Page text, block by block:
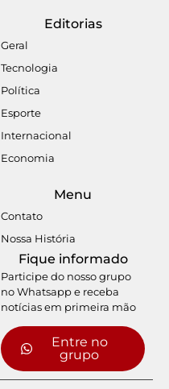
Editorias
Geral
Tecnologia
Política
Esporte
Internacional
Economia
Menu
Contato
Nossa História
Fique informado
Participe do nosso grupo
no Whatsapp e receba
notícias em primeira mão
Entre no
grupo